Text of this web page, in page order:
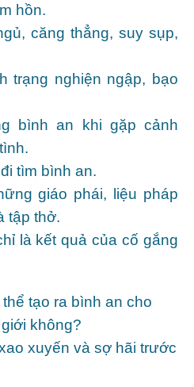
hồn.
căng thẳng, suy sụp,
trạng nghiện ngập, bạo
bình an khi gặp cảnh
tìm bình an.
giáo phái, liệu pháp
tập thở.
là kết quả của cố gắng
tạo ra bình an cho
không?
xuyến và sợ hãi trước